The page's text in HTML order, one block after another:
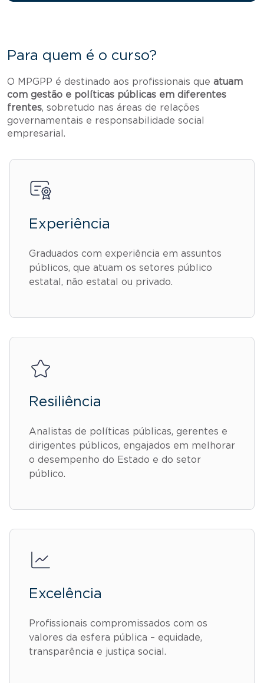
Para quem é o curso?
O MPGPP é destinado aos profissionais que atuam
com gestão e políticas públicas em diferentes
frentes, sobretudo nas áreas de relações
governamentais e responsabilidade social
empresarial.
Experiência
Graduados com experiência em assuntos
públicos, que atuam os setores público
estatal, não estatal ou privado.
Resiliência
Analistas de políticas públicas, gerentes e
dirigentes públicos, engajados em melhorar
o desempenho do Estado e do setor
público.
Excelência
Profissionais compromissados com os
valores da esfera pública – equidade,
transparência e justiça social.